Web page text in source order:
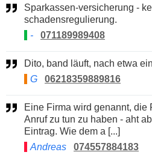
Sparkassen-versicherung - kein spam sondern
schadensregulierung.
-
071189989408
Dito, band läuft, nach etwa
G
06218359889816
Eine Firma wird genannt, die Firma bestreitet, mit dem
Anruf zu tun zu haben - aht
Eintrag. Wie dem a [...]
Andreas
074557884183